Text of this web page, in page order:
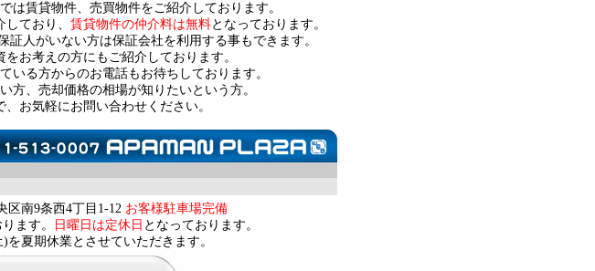
は賃貸物件、売買物件をご紹介しております。
ており、 賃貸物件の仲介料は無料となっております。
証人がいない方は保証会社を利用する事もできます。
お考えの方にもご紹介しております。
いる方からのお電話もお待ちしております。
方、売却価格の相場が知りたいという方。
、お気軽にお問い合わせください。
区南9条西4丁目1-12 お客様駐車場完備
ます。 日曜日は定休日 となっております。
を夏期休業とさせていただきます。